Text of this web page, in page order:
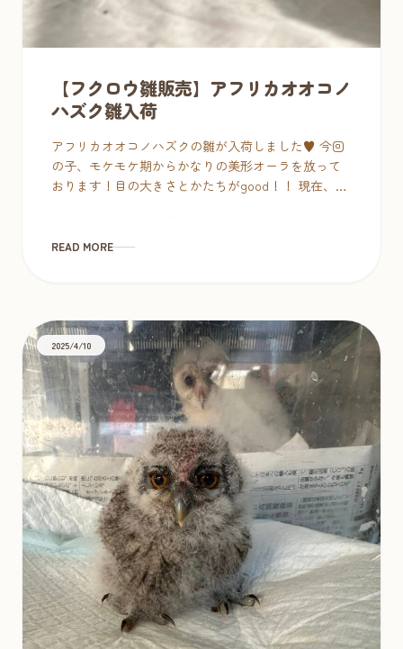
【フクロウ雛販売】アフリカオオコノ
ハズク雛入荷
アフリカオオコノハズクの雛が入荷しました♥ 今回
の子、モケモケ期からかなりの美形オーラを放って
おります！目の大きさとかたちがgood！！ 現在、7
READ MORE
2025/4/10